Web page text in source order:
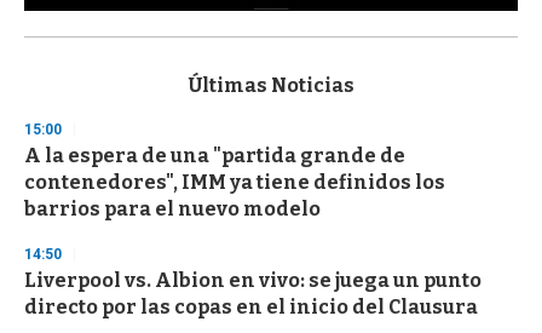
s
d
s
o
f
3
s
e
c
o
Últimas Noticias
15:00
A la espera de una "partida grande de
contenedores", IMM ya tiene definidos los
barrios para el nuevo modelo
14:50
Liverpool vs. Albion en vivo: se juega un punto
directo por las copas en el inicio del Clausura